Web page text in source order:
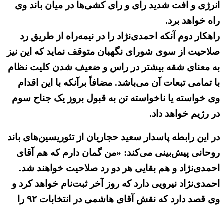
انرژی و افت شدید رای و رای کشی‌ها در میان باند وی
راه خواهد برد.
راهکار دوم آنکه احمدی‌نژاد را در نیمه‌راه از طریق رد
صلاحیت از سوی شورای نگهبان متوقف نماید که این نیز
به معنای شقه بیشتر در راس و ضعیف شدن کلیت نظام
با تمامی تبعات آن می‌باشد. مضافاً برآنکه با این اقدام
وی خواسته یا ناخواسته تن به قبول بروز یک جناح سوم
در رژیم خواهد داد.
در این رابطه پاسدار سعید حجاریان از تئوریسین‌های باند
روحانی پیش‌بینی می‌کند: «من گمان دارم که هم آقای
احمدی‌نژاد و هم بقایی هر دو رد صلاحیت خواهند شد.
احمدی‌نژاد نیرویی دارد که روز آخر ثبت‌نام خواهد کرد و
وی قصد دارد که نقش آقای هاشمی در انتخابات ۹۲ را